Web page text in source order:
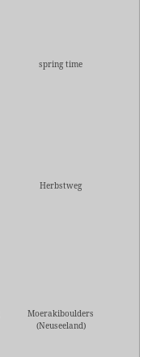
spring time
Herbstweg
Moerakiboulders
(Neuseeland)